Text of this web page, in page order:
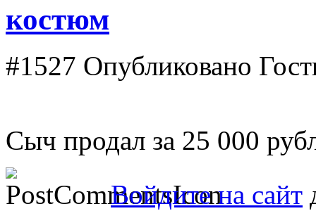
костюм
#1527 Опубликовано
Сыч продал за 25 000
Войдите на сайт